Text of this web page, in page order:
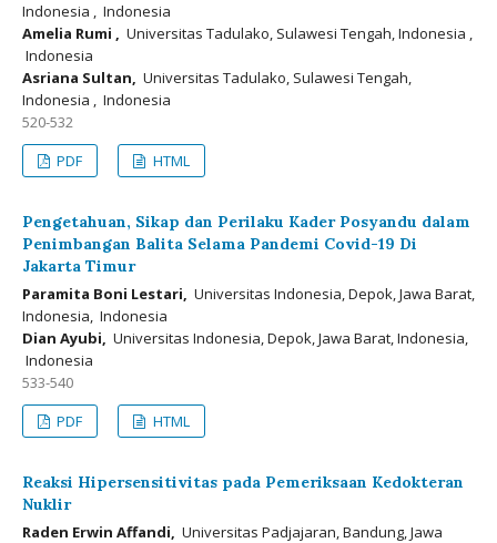
Indonesia , Indonesia
Amelia Rumi , Universitas Tadulako, Sulawesi Tengah, Indonesia ,
Indonesia
Asriana Sultan, Universitas Tadulako, Sulawesi Tengah,
Indonesia , Indonesia
520-532
PDF
HTML
Pengetahuan, Sikap dan Perilaku Kader Posyandu dalam
Penimbangan Balita Selama Pandemi Covid-19 Di
Jakarta Timur
Paramita Boni Lestari, Universitas Indonesia, Depok, Jawa Barat,
Indonesia, Indonesia
Dian Ayubi, Universitas Indonesia, Depok, Jawa Barat, Indonesia,
Indonesia
533-540
PDF
HTML
Reaksi Hipersensitivitas pada Pemeriksaan Kedokteran
Nuklir
Raden Erwin Affandi, Universitas Padjajaran, Bandung, Jawa